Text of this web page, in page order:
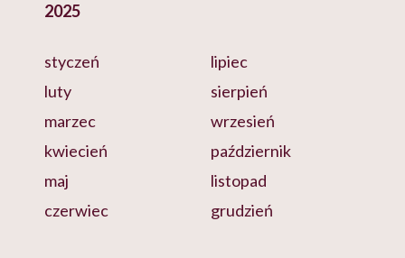
2025
styczeń
luty
marzec
kwiecień
maj
czerwiec
lipiec
sierpień
wrzesień
październik
listopad
grudzień